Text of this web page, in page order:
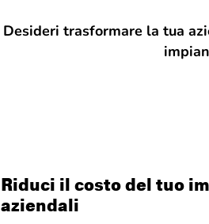
Desideri trasformare la tua
Riduci il costo del tuo
aziendali